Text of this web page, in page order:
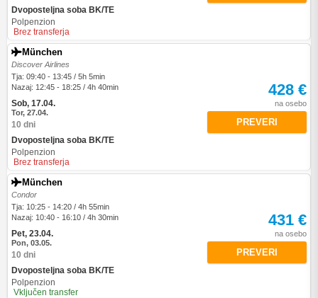
Dvoposteljna soba BK/TE
Polpenzion
Brez transferja
München
Discover Airlines
Tja: 09:40 - 13:45 / 5h 5min
Nazaj: 12:45 - 18:25 / 4h 40min
Sob, 17.04.
Tor, 27.04.
10 dni
Dvoposteljna soba BK/TE
Polpenzion
Brez transferja
428 €
na osebo
PREVERI
München
Condor
Tja: 10:25 - 14:20 / 4h 55min
Nazaj: 10:40 - 16:10 / 4h 30min
Pet, 23.04.
Pon, 03.05.
10 dni
Dvoposteljna soba BK/TE
Polpenzion
Vključen transfer
431 €
na osebo
PREVERI